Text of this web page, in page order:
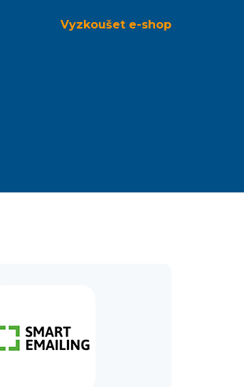
Vyzkoušet e-shop